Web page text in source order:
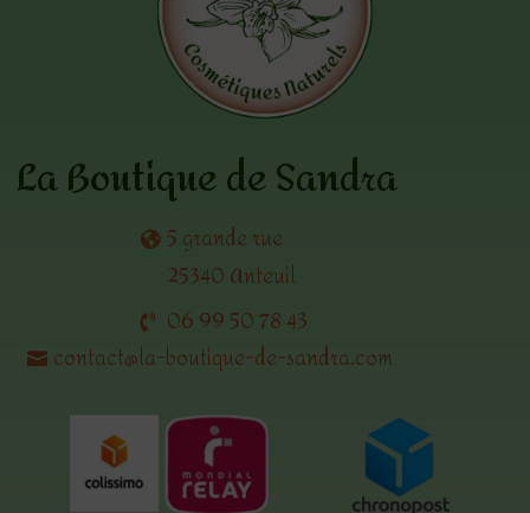
La Boutique de Sandra
5 grande rue
25340 Anteuil
06 99 50 78 43
contact@la-boutique-de-sandra.com